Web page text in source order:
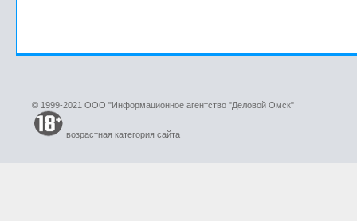
© 1999-2021 ООО "Информационное агентство "Деловой Омск"
возрастная категория сайта